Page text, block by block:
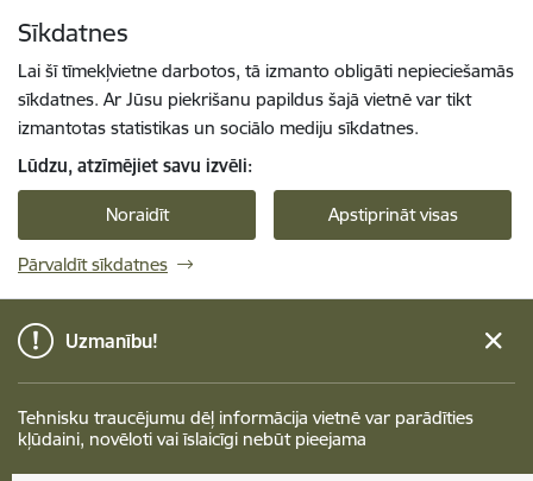
Sīkdatnes
Lai šī tīmekļvietne darbotos, tā izmanto obligāti nepieciešamās
sīkdatnes. Ar Jūsu piekrišanu papildus šajā vietnē var tikt
izmantotas statistikas un sociālo mediju sīkdatnes.
Lūdzu, atzīmējiet savu izvēli:
Noraidīt Apstiprināt visas
Pārvaldīt sīkdatnes
Uzmanību!
Tehnisku traucējumu dēļ informācija vietnē var parādīties
kļūdaini, novēloti vai īslaicīgi nebūt pieejama